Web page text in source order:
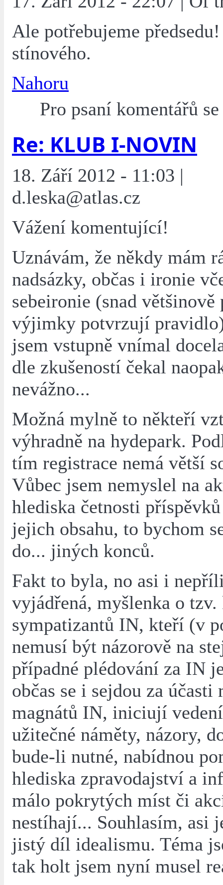
Ale potřebujeme
stínového.
Nahoru
Pro psaní komentářů
Re: KLUB I-NOVIN
18. Září 2012 - 11:03 |
d.leska@atlas.cz
Vážení komentující!
Uznávám, že někdy mám
nadsázky, občas i ironie
sebeironie (snad
výjimky potvrzují
jsem vstupně vnímal
dle zkušeností čekal
nevážno...
Možná mylně to někteří
výhradně na hydepark.
tím registrace nemá větší
Vůbec jsem nemyslel na
hlediska četnosti
jejich obsahu, to bychom
do... jiných konců.
Fakt to byla, no asi i
vyjádřená, myšlenka o
sympatizantů IN, kteří (v
nemusí být názorově na
případné plédování za IN
občas se i sejdou za účasti
magnátů IN, iniciují
užitečné náměty, názory,
bude-li nutné, nabídnou
hlediska zpravodajství a
málo pokrytých míst či
nestíhají... Souhlasím, asi
jistý díl idealismu. Téma
tak holt jsem nyní musel